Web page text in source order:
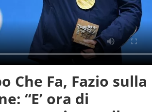
Che Fa, Fazio sulla
“E’ ora di